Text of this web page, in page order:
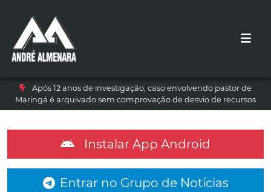
Após 12 anos de investigação, caso envolvendo pastor de
Maringá é arquivado sem comprovação de desvio de recursos
Instalar App Android
Entrar no Grupo de Notícias